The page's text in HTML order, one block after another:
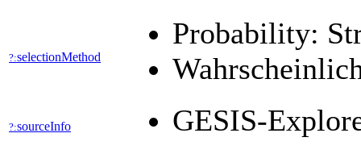
?:selectionMethod
Probability:
?:sourceInfo GESIS-